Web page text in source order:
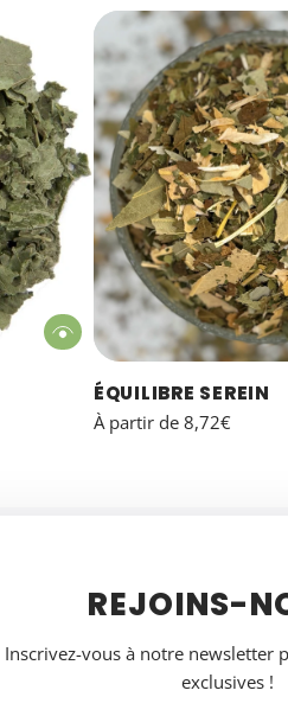
ÉQUILIBRE SEREIN
À partir de 8,72€
Un thé qui séduit au fil des
REJOINS-
Inscrivez-vous à notre newsletter
exclusives !